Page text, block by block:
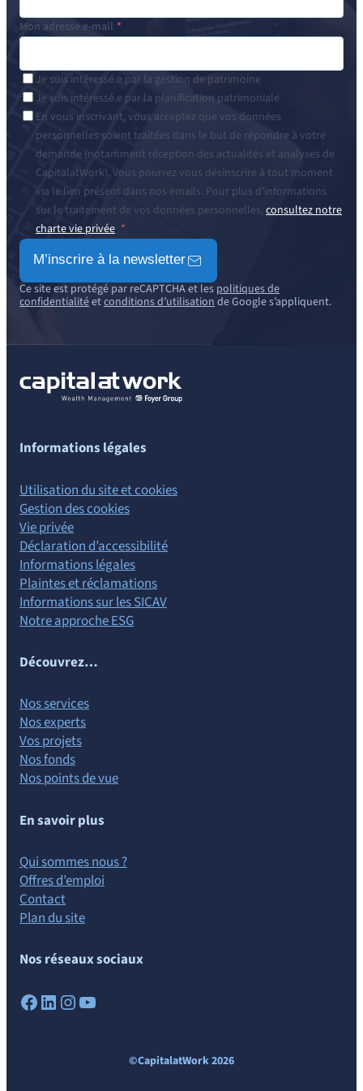
Mon adresse e-mail
Je suis intéressé.e par la gestion de patrimoine
Je suis intéressé.e par la planification patrimoniale
En vous inscrivant, vous acceptez que vos données
personnelles soient traitées dans le but de répondre à votre
demande (notamment réception des actualités et analyses de
CapitalatWork). Vous pourrez vous désinscrire à tout moment
via le lien présent dans nos emails. Pour plus d’informations
sur le traitement de vos données personnelles,consultez notre
charte vie privée
M’inscrire à la newsletter
Ce site est protégé par reCAPTCHA et les politiques de
confidentialitéetconditions d’utilisation de Google s’appliquent.
Informations légales
Utilisation du site et cookies
Gestion des cookies
Vie privée
Déclaration d’accessibilité
Informations légales
Plaintes et réclamations
Informations sur les SICAV
Notre approche ESG
Découvrez…
Nos services
Nos experts
Vos projets
Nos fonds
Nos points de vue
En savoir plus
Qui sommes nous ?
Offres d’emploi
Contact
Plan du site
Nos réseaux sociaux
Facebook LinkedIn Instagram YouTube
©CapitalatWork 2026